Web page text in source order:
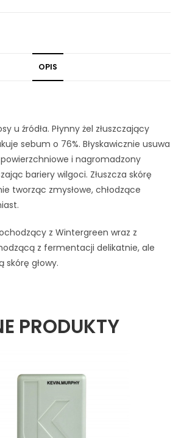
OPIS
u źródła. Płynny żel złuszczający
sebum o 76%. Błyskawicznie usuwa
i nagromadzony
bariery wilgoci. Złuszcza skórę
tworząc zmysłowe, chłodzące
z Wintergreen wraz z
z fermentacji delikatnie, ale
skórę głowy.
PRODUKTY